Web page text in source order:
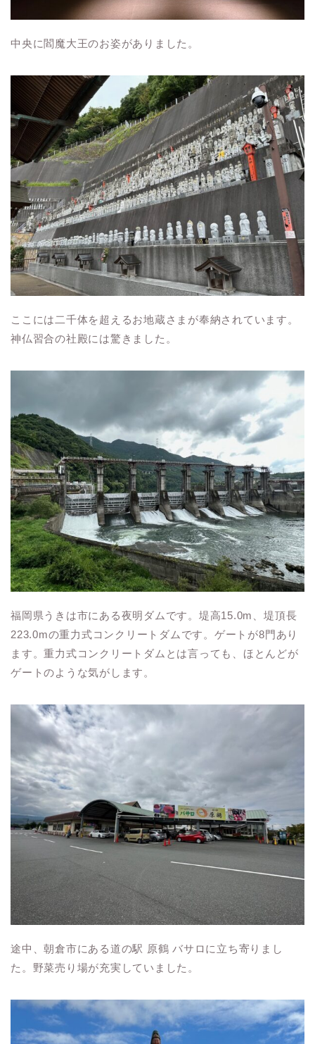
中央に閻魔大王のお姿がありました。
ここには二千体を超えるお地蔵さまが奉納されています。
神仏習合の社殿には驚きました。
福岡県うきは市にある夜明ダムです。堤高15.0m、堤頂長
223.0mの重力式コンクリートダムです。ゲートが8門あり
ます。重力式コンクリートダムとは言っても、ほとんどが
ゲートのような気がします。
途中、朝倉市にある道の駅 原鶴 バサロに立ち寄りまし
た。野菜売り場が充実していました。